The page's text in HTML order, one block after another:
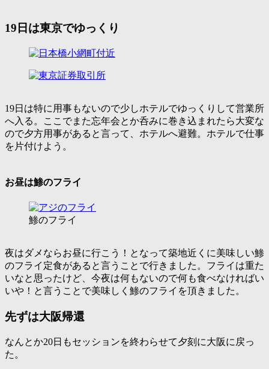
19日は東京でゆっくり
19日は特に用事もないので少しホテルでゆっくりして営業所
へ入る。ここでまた忘年会とか呑みに巻き込まれたら大変な
ので夕方用事があると言って、ホテルへ避難。ホテルで仕事
を片付けよう。
お昼は鯵のフライ
鯵のフライ
夜はダメならお昼に行こう！となって築地近くに美味しい鯵
のフライ定食があると言うことで行きました。フライは重た
いなと思ったけど、今夜は何もないので何も食べなければい
いや！と言うことで美味しく鯵のフライを頂きました。
先ずは大阪帰還
なんとか20日もセッションを終わらせて夕刻に大阪に戻っ
た。